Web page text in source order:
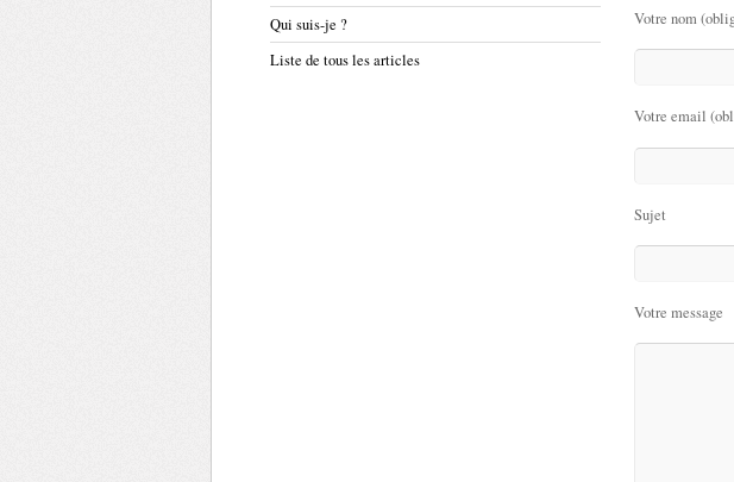
Qui suis-je ?
Liste de tous les articles
Votre nom
Votre email
Sujet
Votre message